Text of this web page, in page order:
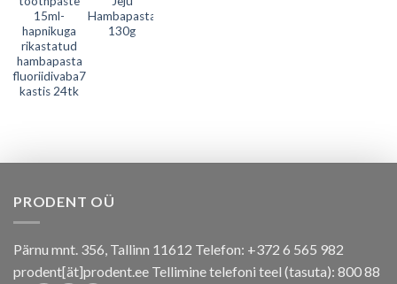
15ml-
hapnikuga
rikastatud
hambapasta
fluoriidivaba7
kastis 24tk
Hambapasta
130g
PRODENT OÜ
Pärnu mnt. 356, Tallinn 11612 Telefon: +372 6 565 982
prodent[ät]prodent.ee Tellimine telefoni teel (tasuta): 800 88